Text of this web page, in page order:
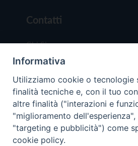
Contatti
Chi Siamo
Redazione
Scrivici
Copyright © 2019 - Tutti
Informativa
Utilizziamo cookie o tecnologie
finalità tecniche e, con il tuo
altre finalità ("interazioni e
"miglioramento
"targeting e pubblicità") come
cookie policy.